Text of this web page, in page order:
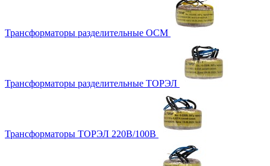
Трансформаторы разделительные ОСМ
Трансформаторы разделительные ТОРЭЛ
Трансформаторы ТОРЭЛ 220В/100В